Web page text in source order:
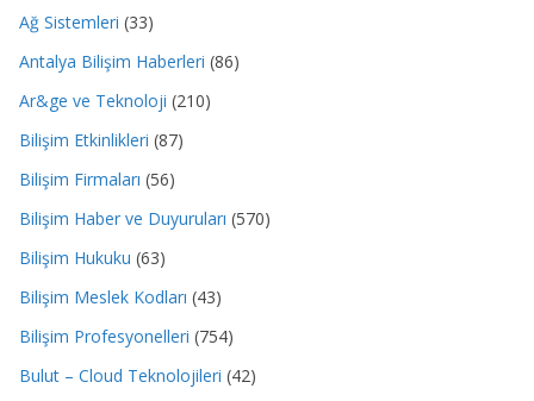
Ağ Sistemleri (33)
Antalya Bilişim Haberleri (86)
Ar&ge ve Teknoloji (210)
Bilişim Etkinlikleri (87)
Bilişim Firmaları (56)
Bilişim Haber ve Duyuruları (570)
Bilişim Hukuku (63)
Bilişim Meslek Kodları (43)
Bilişim Profesyonelleri (754)
Bulut – Cloud Teknolojileri (42)